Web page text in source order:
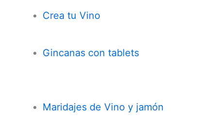
Crea tu Vino
Gincanas con tablets
Maridajes de Vino y jamón